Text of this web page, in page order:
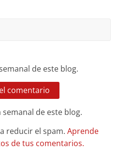
de este blog.
de este blog.
reducir el spam.Aprende
de tus comentarios.